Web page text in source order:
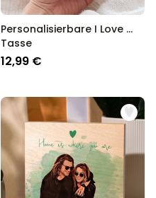
Personalisierbare I Love ...
Tasse
12,99 €